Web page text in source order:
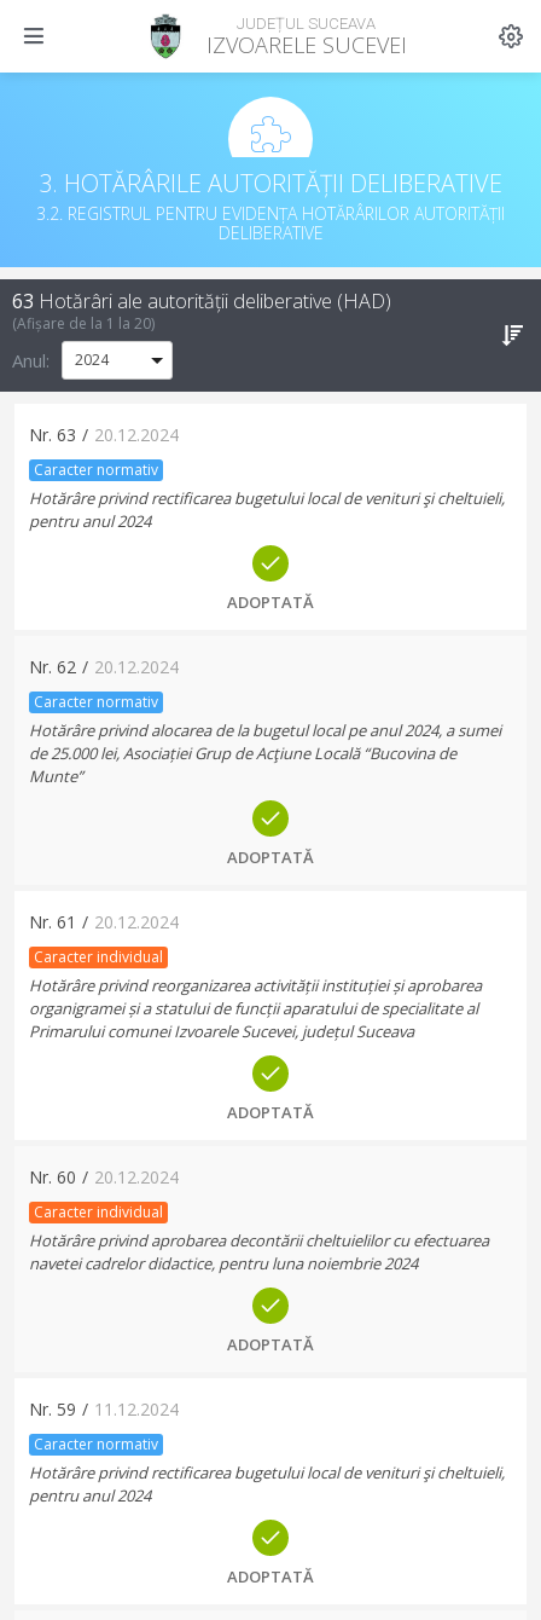
JUDEȚUL SUCEAVA
IZVOARELE SUCEVEI
3. HOTĂRÂRILE AUTORITĂȚII DELIBERATIVE
3.2. REGISTRUL PENTRU EVIDENȚA HOTĂRÂRILOR AUTORITĂȚII
DELIBERATIVE
63 Hotărâri ale autorității deliberative (HAD)
(Afișare de la 1 la 20)
Anul:
Nr. 63 / 20.12.2024
Caracter normativ
Hotărâre privind rectificarea bugetului local de venituri şi cheltuieli,
pentru anul 2024
ADOPTATĂ
Nr. 62 / 20.12.2024
Caracter normativ
Hotărâre privind alocarea de la bugetul local pe anul 2024, a sumei
de 25.000 lei, Asociației Grup de Acţiune Locală “Bucovina de
Munte”
ADOPTATĂ
Nr. 61 / 20.12.2024
Caracter individual
Hotărâre privind reorganizarea activității instituției și aprobarea
organigramei și a statului de funcții aparatului de specialitate al
Primarului comunei Izvoarele Sucevei, județul Suceava
ADOPTATĂ
Nr. 60 / 20.12.2024
Caracter individual
Hotărâre privind aprobarea decontării cheltuielilor cu efectuarea
navetei cadrelor didactice, pentru luna noiembrie 2024
ADOPTATĂ
Nr. 59 / 11.12.2024
Caracter normativ
Hotărâre privind rectificarea bugetului local de venituri şi cheltuieli,
pentru anul 2024
ADOPTATĂ